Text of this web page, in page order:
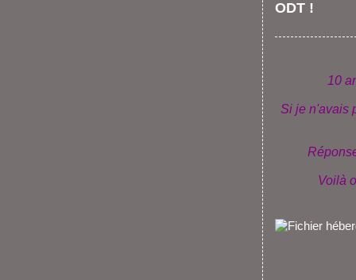
ODT !
10
Si je n'avais
Voilà